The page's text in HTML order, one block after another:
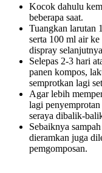
Kocok dahulu
beberapa saat.
Tuangkan larutan
serta 100 ml air
dispray
Selepas 2-3 hari
panen kompos,
semprotkan lagi
Agar lebih
lagi
seraya dibalik-
Sebaiknya
dieramkan juga
pemgomposan.